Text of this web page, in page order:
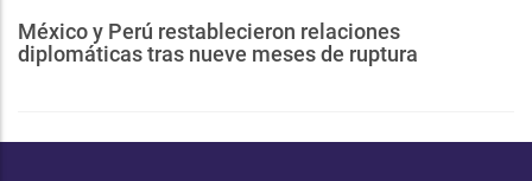
México y Perú restablecieron relaciones
diplomáticas tras nueve meses de ruptura